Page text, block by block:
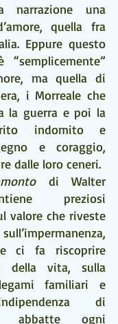
narrazione una
quella fra
Eppure questo
ma quella di
i Morreale che
la guerra e poi la
indomito e
e coraggio,
dalle loro ceneri.
di Walter
preziosi
valore che riveste
ci fa riscoprire
della vita, sulla
familiari e
di
abbatte ogni